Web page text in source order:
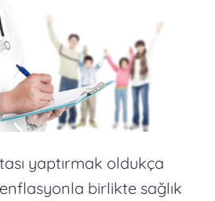
yaptırmak oldukça
birlikte sağlık